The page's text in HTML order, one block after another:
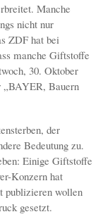
Manche
nicht nur
ZDF hat bei
manche Giftstoffe
30. Oktober
„BAYER, Bauern
der
Bedeutung zu.
Einige Giftstoffe
Konzern hat
publizieren wollen
gesetzt.